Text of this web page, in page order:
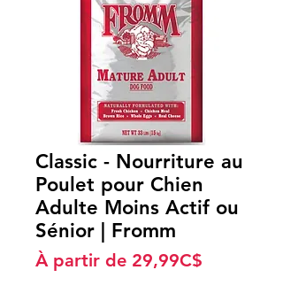
Classic - Nourriture au
Poulet pour Chien
Adulte Moins Actif ou
Sénior | Fromm
À partir de 29,99C$